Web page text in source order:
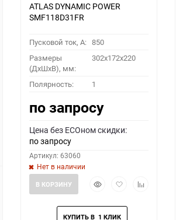
ATLAS DYNAMIC POWER
SMF118D31FR
Пусковой ток, A: 850
Размеры
(ДхШхВ), мм:
302x172x220
Полярность: 1
по запросу
Цена без ECOном скидки:
по запросу
Артикул: 63060
Нет в наличии
БыстрыйДобавить
избранное
Добавить
В КОРЗИНУ